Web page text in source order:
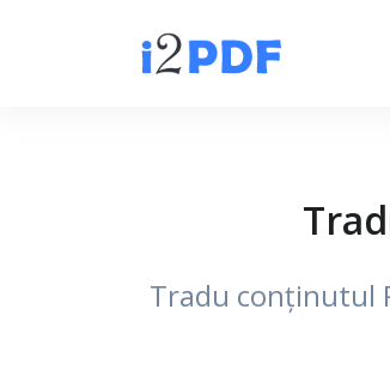
Tradu conținutul